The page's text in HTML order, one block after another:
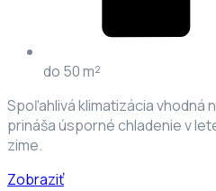
do 50 m²
Spoľahlivá klimatizácia vhodná
prináša úsporné chladenie v
zime.
Zobraziť